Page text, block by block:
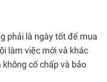
phải là ngày tốt để mua
làm việc mới và khác
cố chấp và bảo